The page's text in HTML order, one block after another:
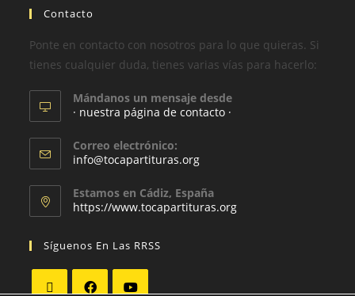
Contacto
Ponte en contacto con nosotros para lo que quieras. Si
tienes cualquier duda, tienes varias vías para hacerlo:
Mándanos un mensaje desde
· nuestra página de contacto ·
Correo electrónico:
info@tocapartituras.org
Estamos en Cádiz, España
https://www.tocapartituras.org
Síguenos En Las RRSS